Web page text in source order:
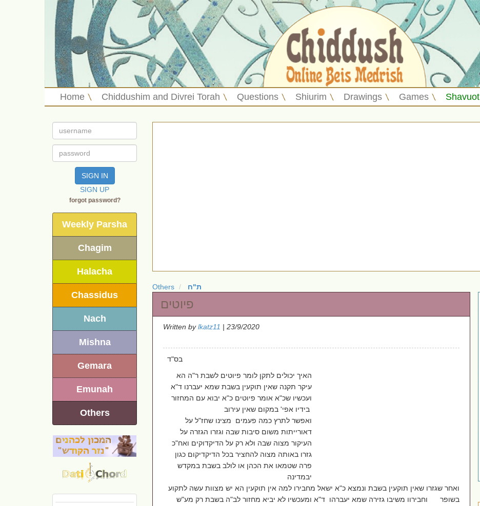
Home Chiddushim and Divrei Torah Questions Shiurim Drawings Games Shavuot
SIGN IN
SIGN UP
forgot password?
Weekly Parsha
Chagim
Halacha
Chassidus
Nach
Mishna
Gemara
Emunah
Others
Others ת"ח
פיוטים
Written bylkatz11 | 23/9/2020
בס"ד
האיך יכולים לתקן לומר פיוטים לשבת ר"ה הא
עיקר תקנה שאין תוקעין בשבת שמא יעברנו ד"א
ועכשיו שכ"א אומר פיוטים כ"א יבוא עם המחזור
בידיו אפי' במקום שאין עירוב
ואפשר לתרץ כמה פעמים מצינו שחז"ל על
דאורייתות משום סיבות שבה וגזרו הגזרה על
העיקור מצוה שבה ולא רק על הדיקדוקים ואח"כ
גזרו באותה מצוה להחציר בכל הדיקדיקום כגון
פרה שטמאו את הכהן או לולב בשבת במקדש
יבמדינה
ואחר שגזרו שאין תוקעין בשבת ונמצא כ"א ישאל מחבירו למה אין תוקעין הא יש מצוות עשה לתקוע
בשופר וחבירוו משיבו גזירה שמא יעברהו ד"א ומעכשיו לא יביא מחזור לב"ה בשבת רק מע"ש